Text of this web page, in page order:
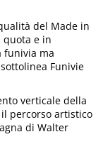
del Made in
quota e in
funivia ma
Funivie
verticale della
percorso artistico
di Walter